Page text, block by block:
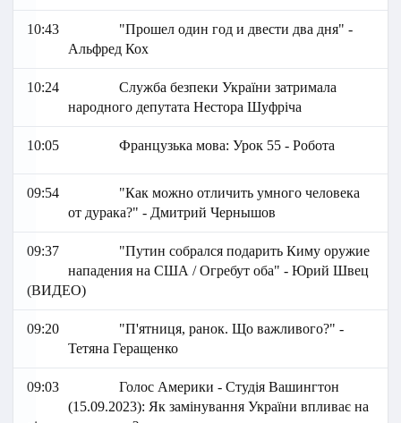
10:43
"Прошел один год и двести два дня" -
Альфред Кох
10:24
Служба безпеки України затримала
народного депутата Нестора Шуфріча
10:05 Французька мова: Урок 55 - Робота
09:54
"Как можно отличить умного человека
от дурака?" - Дмитрий Чернышов
09:37
"Путин собрался подарить Киму оружие
нападения на США / Огребут оба" - Юрий Швец
(ВИДЕО)
09:20
"П'ятниця, ранок. Що важливого?" -
Тетяна Геращенко
09:03
Голос Америки - Студія Вашингтон
(15.09.2023): Як замінування України впливає на